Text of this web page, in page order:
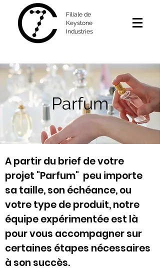
Filiale de
Keystone
Industries
Parfum
A partir du brief de votre
projet "Parfum" peu importe
sa taille, son échéance, ou
votre type de produit, notre
équipe expérimentée est là
pour vous accompagner sur
certaines étapes nécessaires
à son succès.